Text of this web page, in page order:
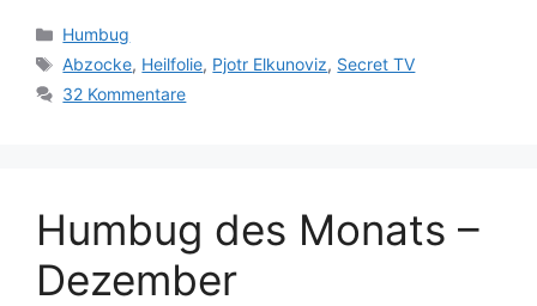
Kategorien
Humbug
Schlagwörter
Abzocke, Heilfolie, Pjotr Elkunoviz, Secret TV
32 Kommentare
Humbug des Monats –
Dezember